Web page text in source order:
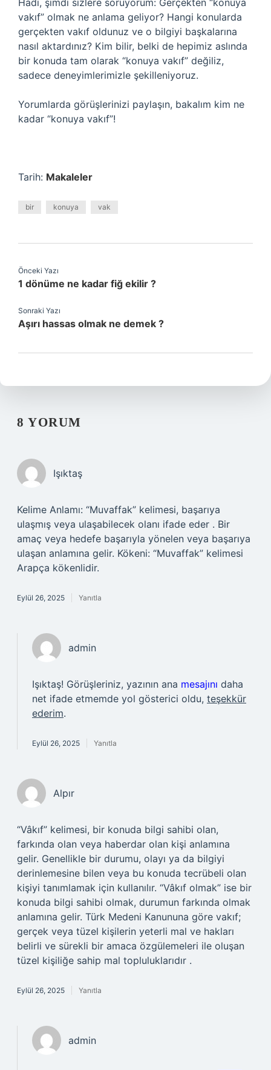
Hadi, şimdi sizlere soruyorum: Gerçekten “konuya
vakıf” olmak ne anlama geliyor? Hangi konularda
gerçekten vakıf oldunuz ve o bilgiyi başkalarına
nasıl aktardınız? Kim bilir, belki de hepimiz aslında
bir konuda tam olarak “konuya vakıf” değiliz,
sadece deneyimlerimizle şekilleniyoruz.
Yorumlarda görüşlerinizi paylaşın, bakalım kim ne
kadar “konuya vakıf”!
Tarih: Makaleler
bir konuya vak
Önceki Yazı
1 dönüme ne kadar fiğ ekilir ?
Sonraki Yazı
Aşırı hassas olmak ne demek ?
8 YORUM
Işıktaş
Kelime Anlamı: “Muvaffak” kelimesi, başarıya
ulaşmış veya ulaşabilecek olanı ifade eder . Bir
amaç veya hedefe başarıyla yönelen veya başarıya
ulaşan anlamına gelir. Kökeni: “Muvaffak” kelimesi
Arapça kökenlidir.
Eylül 26, 2025 Yanıtla
admin
Işıktaş! Görüşleriniz, yazının ana mesajını daha
net ifade etmemde yol gösterici oldu, teşekkür
ederim.
Eylül 26, 2025 Yanıtla
Alpır
“Vâkıf” kelimesi, bir konuda bilgi sahibi olan,
farkında olan veya haberdar olan kişi anlamına
gelir. Genellikle bir durumu, olayı ya da bilgiyi
derinlemesine bilen veya bu konuda tecrübeli olan
kişiyi tanımlamak için kullanılır. “Vâkıf olmak” ise bir
konuda bilgi sahibi olmak, durumun farkında olmak
anlamına gelir. Türk Medeni Kanununa göre vakıf;
gerçek veya tüzel kişilerin yeterli mal ve hakları
belirli ve sürekli bir amaca özgülemeleri ile oluşan
tüzel kişiliğe sahip mal topluluklarıdır .
Eylül 26, 2025 Yanıtla
admin